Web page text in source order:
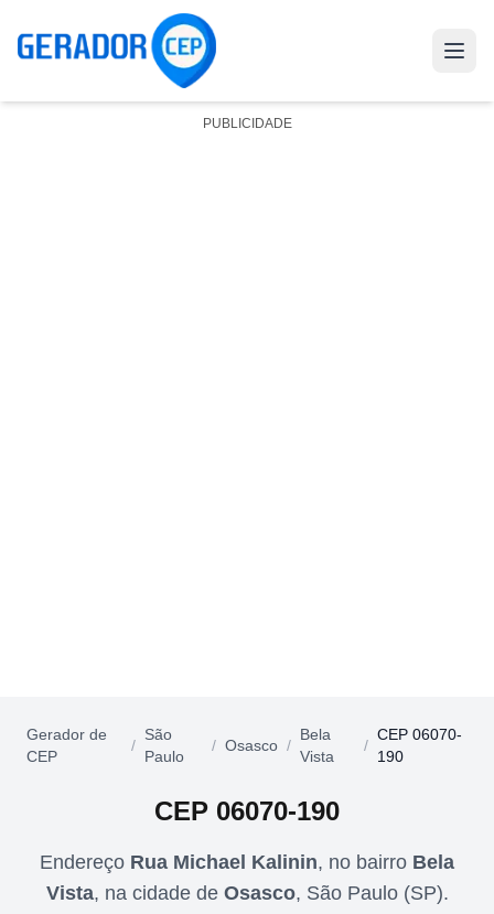
PUBLICIDADE
Gerador de
CEP
/
São
Paulo
/ Osasco /
Bela
Vista
/
CEP 06070-
190
CEP 06070-190
Endereço Rua Michael Kalinin, no bairro Bela
Vista, na cidade de Osasco, São Paulo(SP).